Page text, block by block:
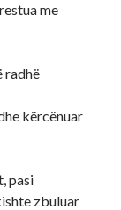
me
radhë
kërcënuar
pasi
zbuluar